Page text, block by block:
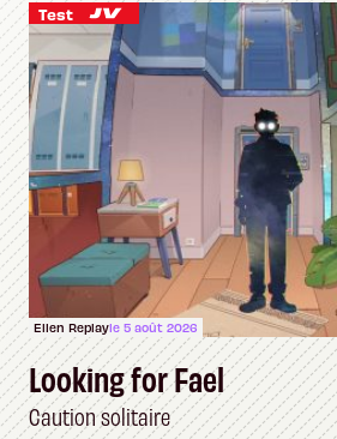
Test
Ellen Replayle 5 août 2026
Looking for Fael
Caution solitaire